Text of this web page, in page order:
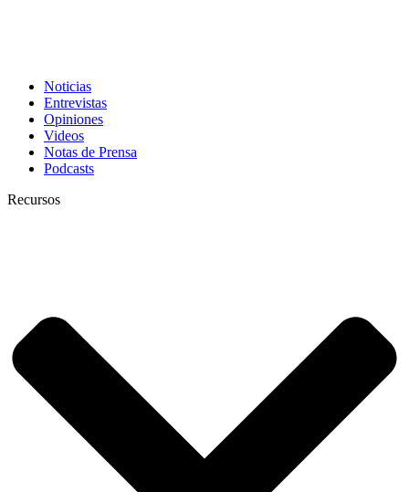
Noticias
Entrevistas
Opiniones
Videos
Notas de Prensa
Podcasts
Recursos